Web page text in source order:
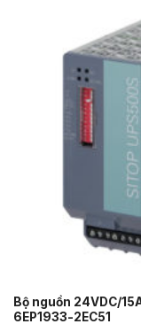
Bộ nguồn 24VDC/
6EP1933-2EC51